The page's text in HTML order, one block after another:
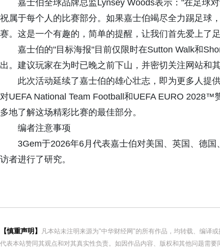
嘉士伯全球品牌总监Lynsey Woods表示："在足球
祝属于每个人的比赛部分。如果嘉士伯竭尽全力踢足球
赛。这是一个有趣的，简单的提醒，让我们首先爱上了
嘉士伯的"目标海报"目前仅限时在Sutton Walk和
出。建议玩家在为时已晚之前下山，并密切关注网站和
此次活动延续了嘉士伯的雄心壮志，即为更多人提
对UEFA National Team Football和UEFA EURO
多地了解这场精彩比赛的最佳部分。
编者注意事项
3Gem于2026年6月代表嘉士伯对美国、英国、德
访者进行了研究。
【慎重声明】
凡本站未注明来源为"中华财经网"的所有作品，均转载、编译
代表本站赞同其观点和对其真实性负责。如因作品内容、版权和其他问题需